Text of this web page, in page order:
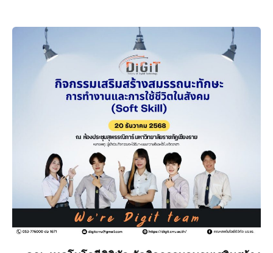
เทคโนโลยี
ดิจิทัล
ทักษะ
ทำงาน